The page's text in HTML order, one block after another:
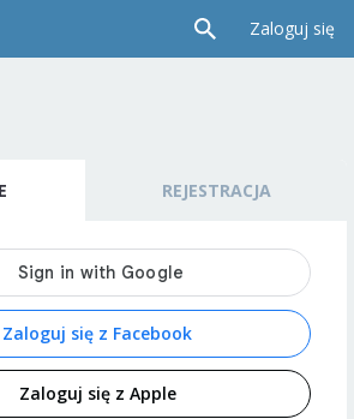
Zaloguj się
REJESTRACJA
Zaloguj się z Facebook
Zaloguj się z Apple